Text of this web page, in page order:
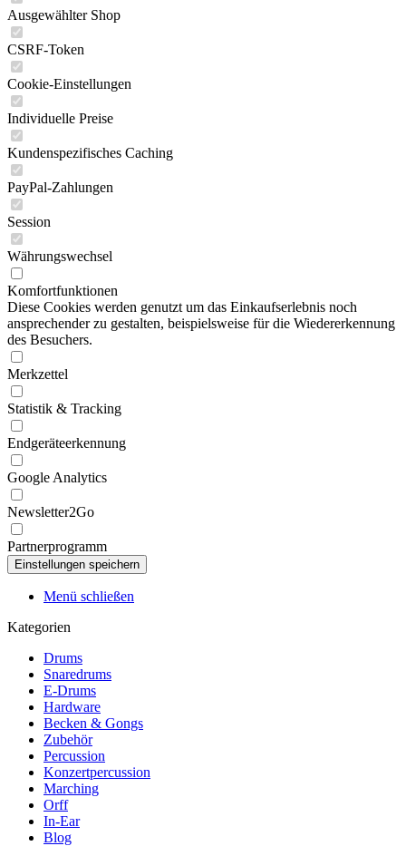
Ausgewählter Shop
CSRF-Token
Cookie-Einstellungen
Individuelle Preise
Kundenspezifisches Caching
PayPal-Zahlungen
Session
Währungswechsel
Komfortfunktionen
Diese Cookies werden genutzt um das Einkaufserlebnis noch
ansprechender zu gestalten, beispielsweise für die Wiedererkennung
des Besuchers.
Merkzettel
Statistik & Tracking
Endgeräteerkennung
Google Analytics
Newsletter2Go
Partnerprogramm
Menü schließen
Kategorien
Drums
Snaredrums
E-Drums
Hardware
Becken & Gongs
Zubehör
Percussion
Konzertpercussion
Marching
Orff
In-Ear
Blog